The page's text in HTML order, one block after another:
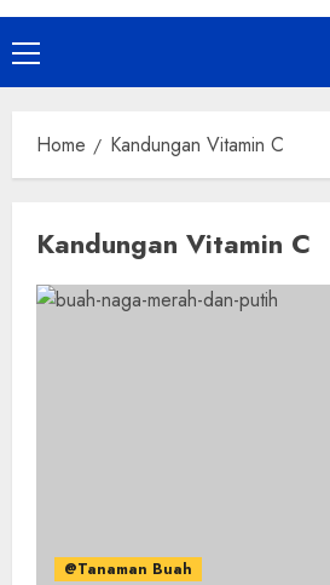
Primary
Menu
Home Kandungan Vitamin C
Kandungan Vitamin C
@Tanaman Buah